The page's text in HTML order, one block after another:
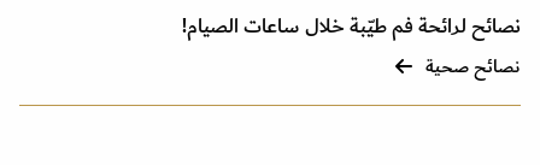
نصائح لرائحة فم طيّبة خلال ساعات الصيام!
نصائح صحية